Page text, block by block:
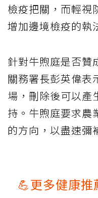
檢疫把關，而輕視
增加邊境檢疫的執
針對牛煦庭是否贊
關務署長彭英偉表
場，刪除後可以產
持。牛煦庭要求農
的方向，以盡速彌
💪更多健康推